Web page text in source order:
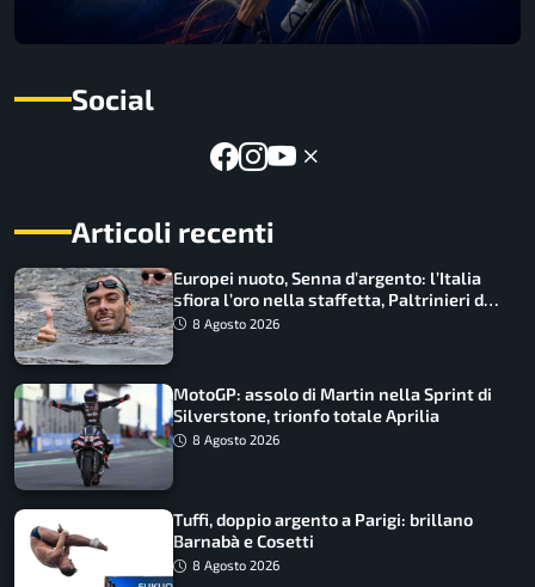
Social
Articoli recenti
Europei nuoto, Senna d’argento: l’Italia
sfiora l’oro nella staffetta, Paltrinieri da
urlo, il bilancio azzurro
8 Agosto 2026
MotoGP: assolo di Martin nella Sprint di
Silverstone, trionfo totale Aprilia
8 Agosto 2026
Tuffi, doppio argento a Parigi: brillano
Barnabà e Cosetti
8 Agosto 2026